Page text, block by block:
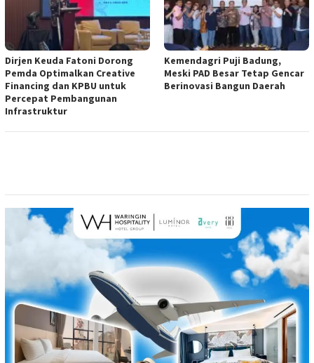
Dirjen Keuda Fatoni Dorong
Pemda Optimalkan Creative
Financing dan KPBU untuk
Percepat Pembangunan
Infrastruktur
Kemendagri Puji Badung,
Meski PAD Besar Tetap Gencar
Berinovasi Bangun Daerah